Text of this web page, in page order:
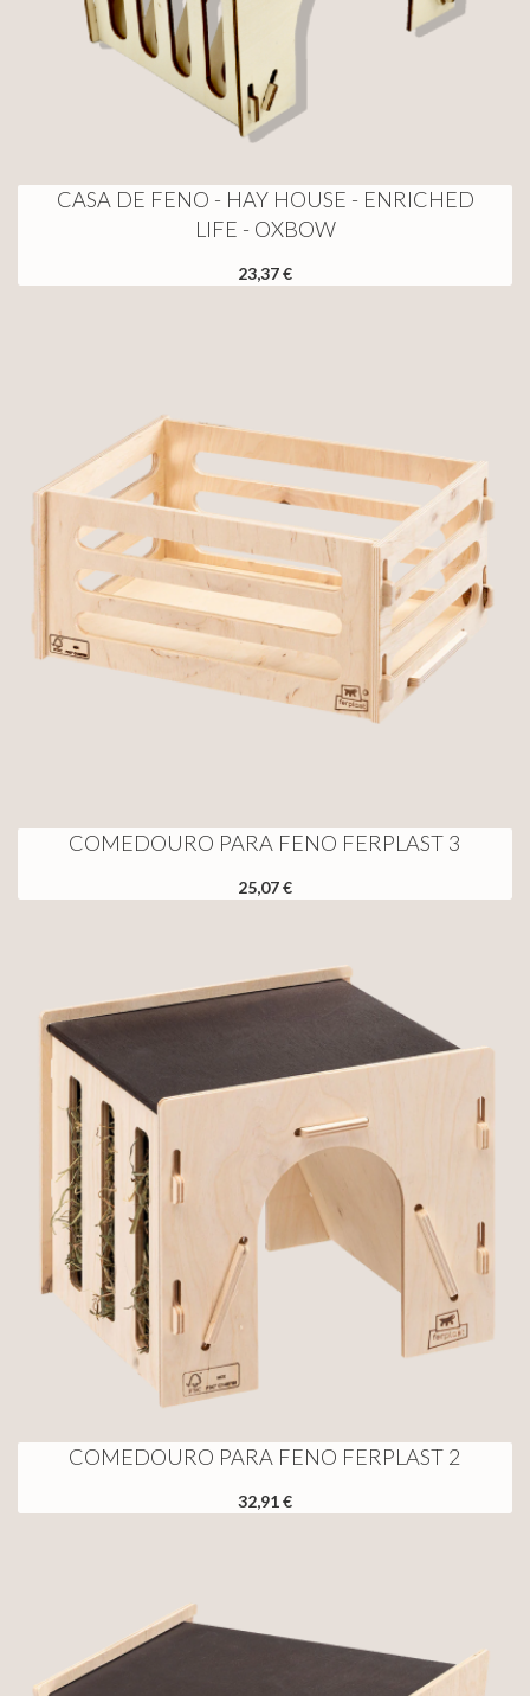
CASA DE FENO - HAY HOUSE - ENRICHED
LIFE - OXBOW
23,37 €
COMEDOURO PARA FENO FERPLAST 3
25,07 €
COMEDOURO PARA FENO FERPLAST 2
32,91 €